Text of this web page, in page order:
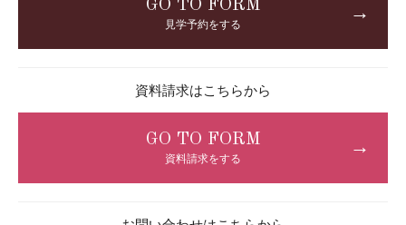
GO TO FORM
見学予約をする
→
資料請求はこちらから
GO TO FORM
資料請求をする
→